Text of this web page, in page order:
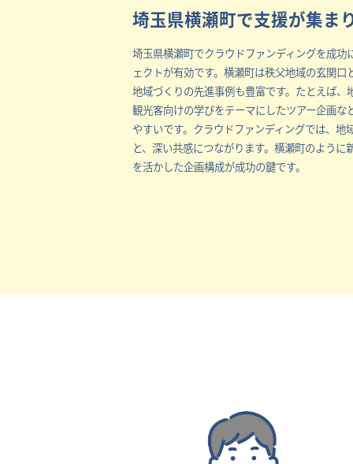
埼玉県横瀬町で支援が集ま
埼玉県横瀬町でクラウドファンディングを成
ェクトが有効です。横瀬町は秩父地域の玄関
地域づくりの先進事例も豊富です。たとえば
観光客向けの学びをテーマにしたツアー企画
やすいです。クラウドファンディングでは、
と、深い共感につながります。横瀬町のよう
を活かした企画構成が成功の鍵です。